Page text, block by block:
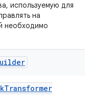
используемую для
на
необходимо
Transformer